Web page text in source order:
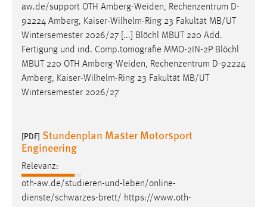
aw.de/support OTH Amberg-Weiden, Rechenzentrum D-
92224 Amberg, Kaiser-Wilhelm-Ring 23 Fakultät MB/UT
Wintersemester 2026/27 [...] Blöchl MBUT 220 Add.
Fertigung und ind. Comp.tomografie MMO-2IN-2P Blöchl
MBUT 220 OTH Amberg-Weiden, Rechenzentrum D-92224
Amberg, Kaiser-Wilhelm-Ring 23 Fakultät MB/UT
Wintersemester 2026/27
[PDF] Stundenplan Master Motorsport
Engineering
Relevanz:
oth-aw.de/studieren-und-leben/online-
dienste/schwarzes-brett/ https://www.oth-